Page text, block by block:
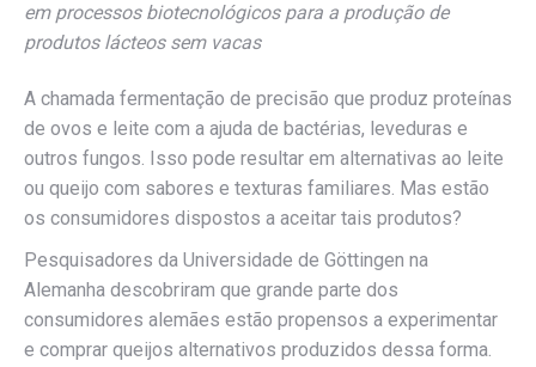
em processos biotecnológicos para a produção de
produtos lácteos sem vacas
A chamada fermentação de precisão que produz proteínas
de ovos e leite com a ajuda de bactérias, leveduras e
outros fungos. Isso pode resultar em alternativas ao leite
ou queijo com sabores e texturas familiares. Mas estão
os consumidores dispostos a aceitar tais produtos?
Pesquisadores da Universidade de Göttingen na
Alemanha descobriram que grande parte dos
consumidores alemães estão propensos a experimentar
e comprar queijos alternativos produzidos dessa forma.